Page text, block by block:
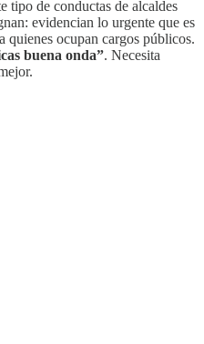
tipo de conductas de alcaldes
evidencian lo urgente que es
ocupan cargos públicos.
buena onda”. Necesita